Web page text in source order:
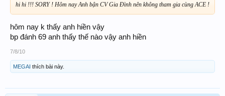
hi hi !!! SORY ! Hôm nay Anh bận CV Gia Đình nên không tham gia cùng ACE !
hôm nay k thấy anh hiền vậy
bp đánh 69 anh thấy thế nào vậy anh hiền
7/8/10
MEGAI thích bài này.